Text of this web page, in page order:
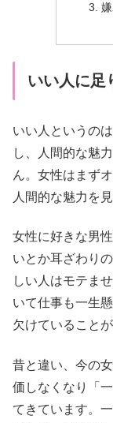
いい人に足
いい人というの
し、人間的な魅
ん。女性はまず
人間的な魅力を
女性に好きな男
いとか耳ざわり
しい人はモテま
いて仕事も一生
欠けていること
昔と違い、今の
価しなくなり「
てきています。